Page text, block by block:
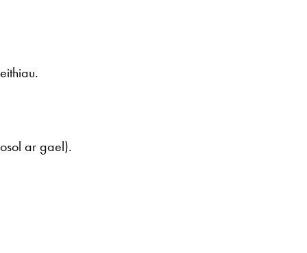
ar gael).